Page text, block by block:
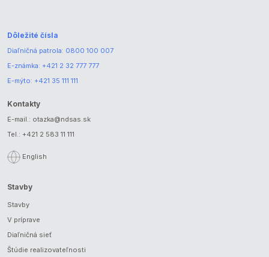
Dôležité čísla
Diaľničná patrola: 0800 100 007
E-známka: +421 2 32 777 777
E-mýto: +421 35 111 111
Kontakty
E-mail.: otazka@ndsas.sk
Tel.: +421 2 583 11 111
English
Stavby
Stavby
V príprave
Diaľničná sieť
Štúdie realizovateľnosti